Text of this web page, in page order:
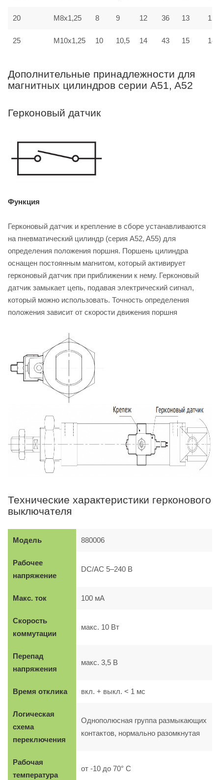
20 M8x1,25 8 9 12 36 13 12
25 M10x1,25 10 10,5 14 43 15 14
Дополнительные принадлежности для
магнитных цилиндров серии A51, A52
Герконовый датчик
Функция
Герконовый датчик и крепление в сборе устанавливаются
на пневматический цилиндр (серия A52, A55) для
определения положения поршня. Поршень цилиндра
оснащен постоянным магнитом, который активирует
герконовый датчик при приближении к нему. Герконовый
датчик замыкает цепь, подавая электрический сигнал,
который можно использовать. Точность определения
положения зависит от скорости движения поршня
Технические характеристики герконового
выключателя
Модель 880006
Рабочее
напряжение
DC/AC 5–240 В
Макс. ток 100 мА
Скорость
коммутации
макс. 10 Вт
Перепад
напряжения
макс. 3,5 В
Время отклика вкл. + выкл. < 1 мс
Логическая
схема
переключения
Однополюсная группа размыкающих
контактов, нормально разомкнутая
Рабочая
температура
от -10 до 70° C